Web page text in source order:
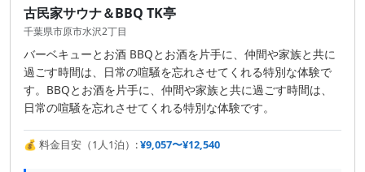
古民家サウナ＆BBQ TK亭
千葉県市原市水沢2丁目
バーベキューとお酒 BBQとお酒を片手に、仲間や家族と共に
過ごす時間は、日常の喧騒を忘れさせてくれる特別な体験で
す。BBQとお酒を片手に、仲間や家族と共に過ごす時間は、
日常の喧騒を忘れさせてくれる特別な体験です。
💰 料金目安（1人1泊）:¥9,057〜¥12,540